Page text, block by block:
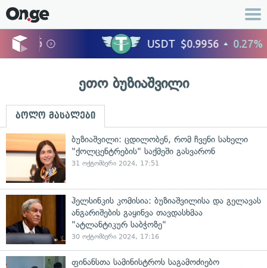
ეთო ბუზიაშვილი
ბოლო მასალები
ბუზიაშვილი: ცდილობენ, რომ ჩვენი სახელი
"ქოლცენტრების" საქმეში გასვარონ
31 ოქტომბერი 2024, 17:51
ჰელსინკის კომისია: ბუზიაშვილისა და გელავას
ანგარიშების გაყინვა თავდასხმაა
"ატლანტიკურ საბჭოზე"
30 ოქტომბერი 2024, 17:16
ფინანსთა სამინისტროს საგამოძიებო